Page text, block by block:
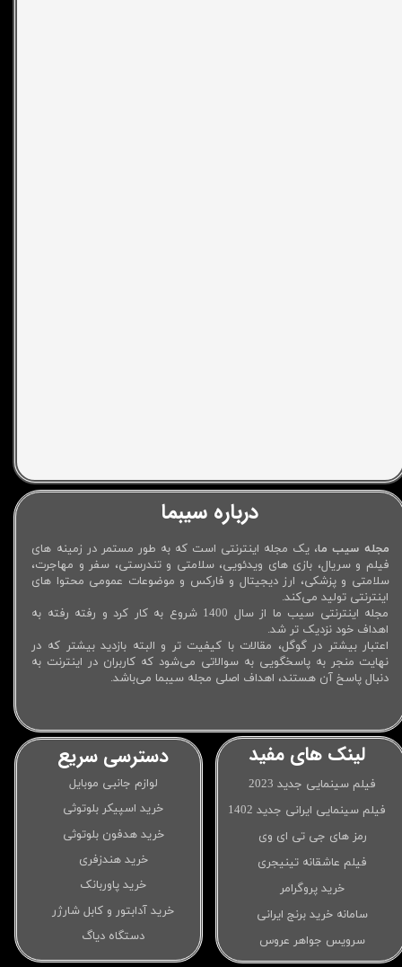
درباره سیبما
مجله سیب ما، یک مجله اینترنتی است که به طور مستمر در زمینه های
فیلم و سریال، بازی های ویدئویی، سلامتی و تندرستی، سفر و مهاجرت،
سلامتی و پزشکی، ارز دیجیتال و فارکس و موضوعات عمومی محتوا های
اینترنتی تولید می‌کند.
مجله اینترنتی سیب ما از سال 1400 شروع به کار کرد و رفته رفته به
اهداف خود نزدیک تر شد.
اعتبار بیشتر در گوگل، مقالات با کیفیت تر و البته بازدید بیشتر که در
نهایت منجر به پاسخگویی به سوالاتی می‌شود که کاربران در اینترنت به
دنبال پاسخ آن هستند، اهداف اصلی مجله سیبما می‌باشد.
دسترسی سریع
لوازم جانبی موبایل
خرید اسپیکر بلوتوثی
خرید هدفون بلوتوثی
خرید هندزفری
خرید پاوربانک
خرید آدابتور و کابل شارژر
دستگاه دیاگ
لینک های مفید
فیلم سینمایی جدید 2023
فیلم سینمایی ایرانی جدید 1402
رمز های جی تی ای وی
فیلم عاشقانه تینیجری
خرید پروگرامر
سامانه خرید برنج ایرانی
سرویس جواهر عروس